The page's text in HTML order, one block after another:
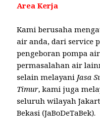
Area Kerja
Kami berusaha
air anda, dari service
pengeboran pompa
permasalahan air
selain melayani Jasa
Timur, kami juga
seluruh wilayah
Bekasi (JaBoDeTaBek).